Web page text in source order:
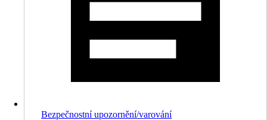
Bezpečnostní upozornění/varování